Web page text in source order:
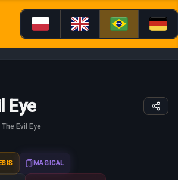
Eye
The Evil Eye
MAGICAL